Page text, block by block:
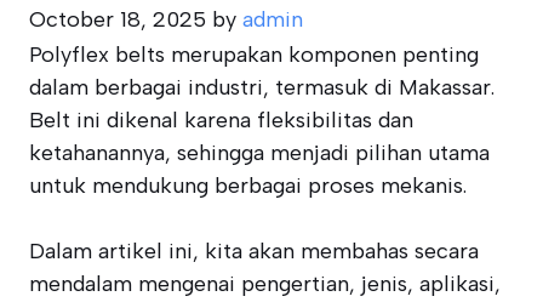
October 18, 2025 by admin
Polyflex belts merupakan komponen penting
dalam berbagai industri, termasuk di Makassar.
Belt ini dikenal karena fleksibilitas dan
ketahanannya, sehingga menjadi pilihan utama
untuk mendukung berbagai proses mekanis.
Dalam artikel ini, kita akan membahas secara
mendalam mengenai pengertian, jenis, aplikasi,